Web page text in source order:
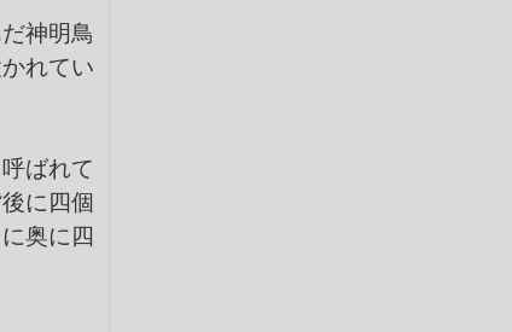
神明鳥
れてい
ばれて
に四個
奥に四